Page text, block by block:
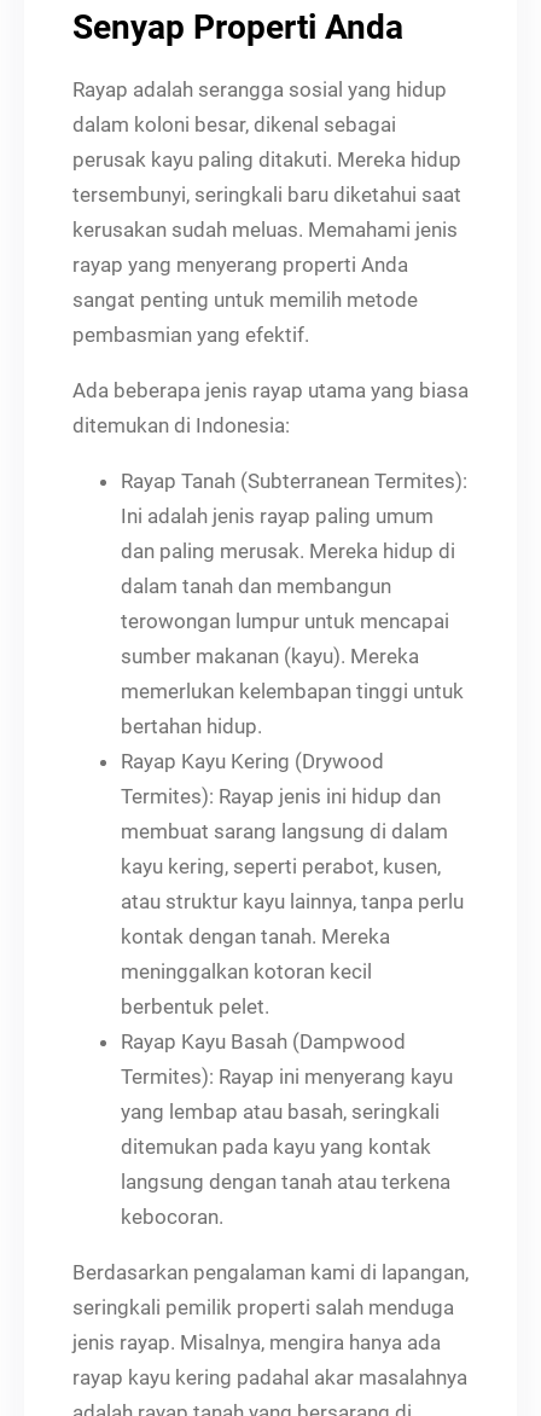
Senyap Properti Anda
Rayap adalah serangga sosial yang hidup
dalam koloni besar, dikenal sebagai
perusak kayu paling ditakuti. Mereka hidup
tersembunyi, seringkali baru diketahui saat
kerusakan sudah meluas. Memahami jenis
rayap yang menyerang properti Anda
sangat penting untuk memilih metode
pembasmian yang efektif.
Ada beberapa jenis rayap utama yang biasa
ditemukan di Indonesia:
Rayap Tanah (Subterranean Termites):
Ini adalah jenis rayap paling umum
dan paling merusak. Mereka hidup di
dalam tanah dan membangun
terowongan lumpur untuk mencapai
sumber makanan (kayu). Mereka
memerlukan kelembapan tinggi untuk
bertahan hidup.
Rayap Kayu Kering (Drywood
Termites): Rayap jenis ini hidup dan
membuat sarang langsung di dalam
kayu kering, seperti perabot, kusen,
atau struktur kayu lainnya, tanpa perlu
kontak dengan tanah. Mereka
meninggalkan kotoran kecil
berbentuk pelet.
Rayap Kayu Basah (Dampwood
Termites): Rayap ini menyerang kayu
yang lembap atau basah, seringkali
ditemukan pada kayu yang kontak
langsung dengan tanah atau terkena
kebocoran.
Berdasarkan pengalaman kami di lapangan,
seringkali pemilik properti salah menduga
jenis rayap. Misalnya, mengira hanya ada
rayap kayu kering padahal akar masalahnya